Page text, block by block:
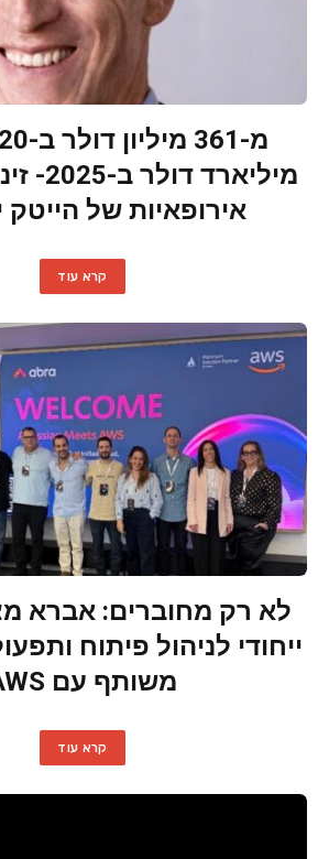
אירופאיות של הייטק
קרא עוד
לא רק מחוברים: אברא
ייחודי לניהול פיתוח
משותף עם AWS
קרא עוד